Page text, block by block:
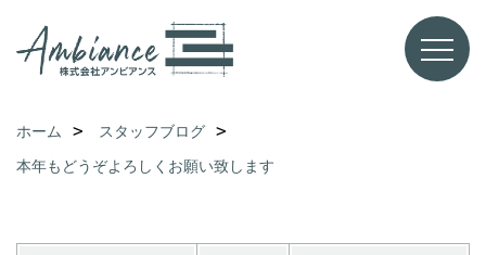
ホーム
スタッフブログ
本年もどうぞよろしくお願い致します